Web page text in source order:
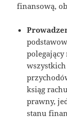
finansową,
ksiąg
prawny,
stanu